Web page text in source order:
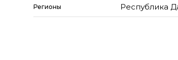
Регионы Республика